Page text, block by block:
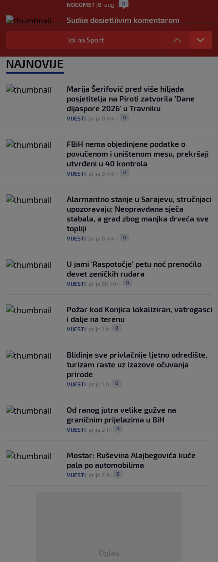
NOGOMET| 8. aug. | 0
Sudija dosjetljivim komentarom
nasmijao publiku nakon žalbe tenisera
(VIDEO)
NOGOMET|
Idi na Sport
NAJNOVIJE
Marija Šerifović pred više hiljada
posjetitelja na Piroti zatvorila 'Dane
dijaspore 2026' u Travniku
VIJESTI prije 0 min 0
FBiH nema objedinjene podatke o
povučenom i uništenom mesu, prekršaji
utvrđeni u 40 kontrola
VIJESTI prije 3 min 0
Alarmantno stanje u Sarajevu, stručnjaci
upozoravaju: Neopravdana sječa
stabala, a grad zbog manjka drveća sve
topliji
VIJESTI prije 6 min 0
U jami 'Raspotočje' petu noć prenoćilo
devet zeničkih rudara
VIJESTI prije 50 min 0
Požar kod Konjica lokaliziran, vatrogasci
i dalje na terenu
VIJESTI prije 1 h 0
Blidinje sve privlačnije ljetno odredište,
turizam raste uz izazove očuvanja
prirode
VIJESTI prije 1 h 0
Od ranog jutra velike gužve na
graničnim prijelazima u BiH
VIJESTI prije 2 h 0
Mostar: Ruševina Alajbegovića kuće
pala po automobilima
VIJESTI prije 2 h 0
Oglas